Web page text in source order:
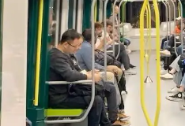
Jean Graniou
Kellal Maintenance
L’entreprise Electrique
Le Froid Provençal
Lee Sormea